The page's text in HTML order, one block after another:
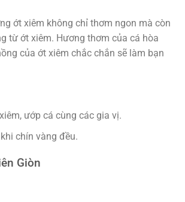
ớt xiêm không chỉ thơm ngon mà còn
từ ớt xiêm. Hương thơm của cá hòa
của ớt xiêm chắc chắn sẽ làm bạn
ướp cá cùng các gia vị.
chín vàng đều.
Giòn